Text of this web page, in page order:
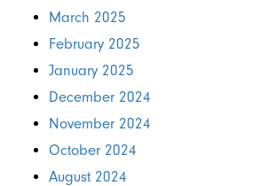
March 2025
February 2025
January 2025
December 2024
November 2024
October 2024
August 2024